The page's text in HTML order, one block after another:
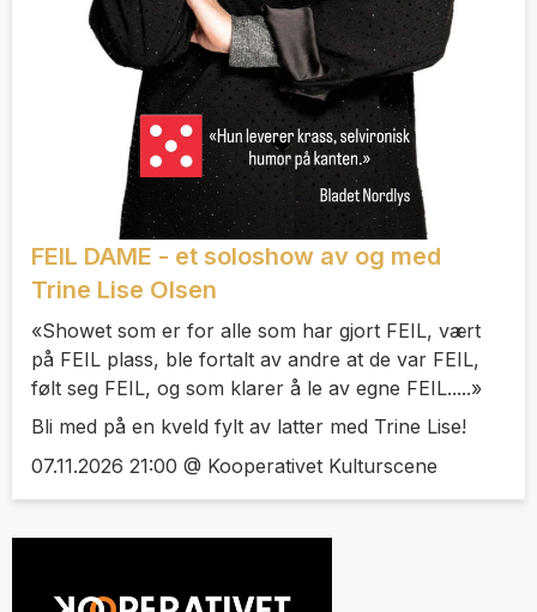
FEIL DAME - et soloshow av og med
Trine Lise Olsen
«Showet som er for alle som har gjort FEIL, vært
på FEIL plass, ble fortalt av andre at de var FEIL,
følt seg FEIL, og som klarer å le av egne FEIL.....»
Bli med på en kveld fylt av latter med Trine Lise!
07.11.2026 21:00 @ Kooperativet Kulturscene